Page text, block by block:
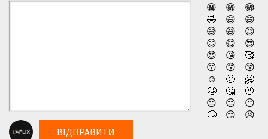
😀
😁
😂
🤣
😃
😄
😅
😆
😉
😊
😋
😎
😍
😘
🥰
😗
😙
😚
☺️
🙂
🤗
🤩
🤔
🤨
😐
😑
😶
🙄
😏
😣
ВІДПРАВИТИ